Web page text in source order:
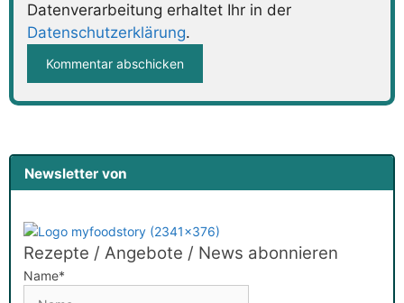
Datenverarbeitung erhaltet Ihr in der
Datenschutzerklärung.
Newsletter von
Rezepte / Angebote / News abonnieren
Name*